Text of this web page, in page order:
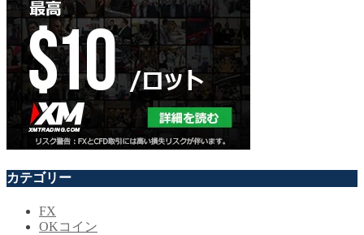
カテゴリー
FX
OKコイン